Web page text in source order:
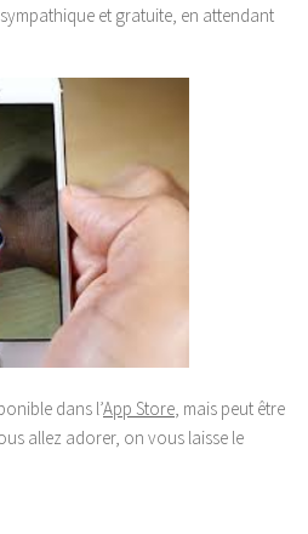
et gratuite, en attendant
dans l’App Store, mais peut être
allez adorer, on vous laisse le